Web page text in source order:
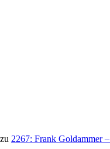
zu 2267: Frank Goldammer